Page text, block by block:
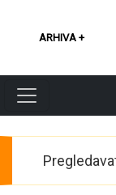
ARHIVA +